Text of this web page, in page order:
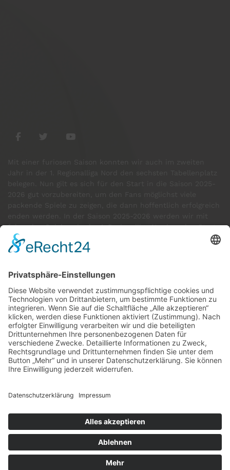
Mit einer furiosen Saison konnten wir auch im zweiten
Jahr in der 1. Regionalliga Nord den sechsten Tabellenplatz
packende Spiele zu zeigen, die dann hoffentlich erfolgreich
folgenden Spielern in der 1. Regionalliga Nord an den Start
gehen:
GÄSTE ONLINE
Aktuell:7 Gäste
Rekord: 922 Gäste am 30. Mai 2026 @ 21:22
LETZTEMATCHES
DBV CHARLOTTENBURG 79 60 RED DEVILS
Impressum Datenschutz Cookie-Einstellungen
Umsetzung:www.mumbomedia.de